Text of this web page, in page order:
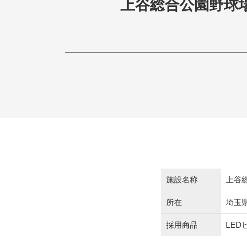
上谷総合公園野球
施設名称 上谷
所在 埼玉
採用商品 LED